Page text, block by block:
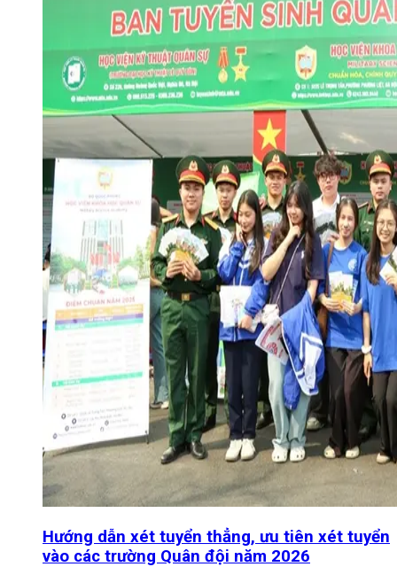
Hướng dẫn xét tuyển thẳng, ưu tiên xét tuyển
vào các trường Quân đội năm 2026